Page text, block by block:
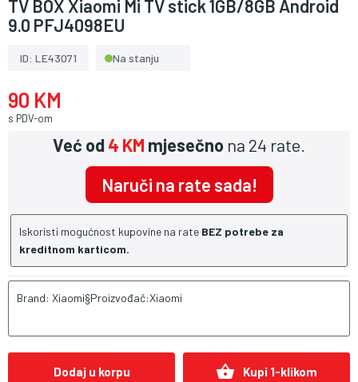
TV BOX Xiaomi Mi TV stick 1GB/8GB Android
9.0 PFJ4098EU
ID: LE43071 Na stanju
90 KM
s PDV-om
Već od4 KM mjesečno na 24 rate.
Naruči na rate sada!
Iskoristi mogućnost kupovine na rate BEZ potrebe za
kreditnom karticom.
Brand: Xiaomi§Proizvođač:Xiaomi
Dodaj u korpu shopping_basket Kupi 1-klikom